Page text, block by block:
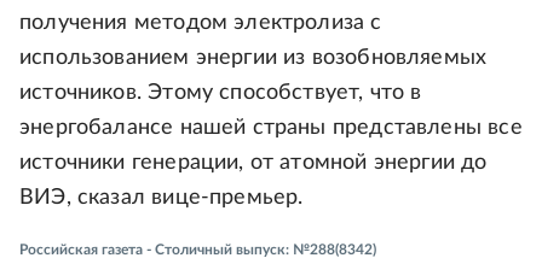
получения методом электролиза с
использованием энергии из возобновляемых
источников. Этому способствует, что в
энергобалансе нашей страны представлены все
источники генерации, от атомной энергии до
ВИЭ, сказал вице-премьер.
Российская газета - Столичный выпуск: №288(8342)